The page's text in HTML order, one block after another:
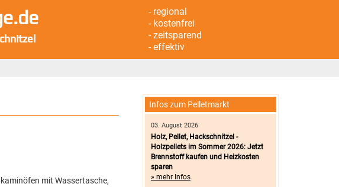
- regional
- kostenfrei
- zeitsparend
- effektiv
mit Wassertasche,
Infos zum Pelletmarkt
03. August 2026
Holz, Pellet, Hackschnitzel -
Holzpellets im Sommer 2026: Jetzt
Brennstoff kaufen und Heizkosten
sparen
» mehr Infos